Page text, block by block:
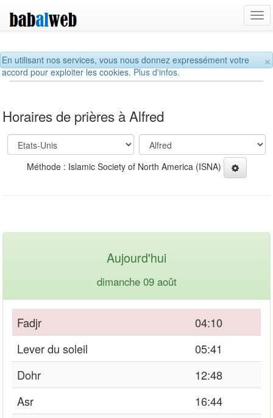
×
En utilisant nos services, vous nous donnez expressément votre
accord pour exploiter les cookies.Plus d'infos.
Horaires de prières à Alfred
Méthode : Islamic Society of North America (ISNA)
Aujourd'hui
dimanche 09 août
Fadjr
04:10
Lever du soleil
05:41
Dohr
12:48
Asr
16:44